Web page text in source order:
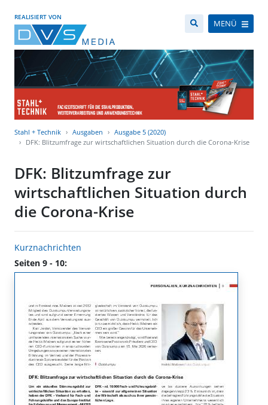
REALISIERT VON
MENÜ
Stahl + Technik Ausgaben
Ausgabe 5 (2020)
DFK: Blitzumfrage zur wirtschaftlichen Situation durch die Corona-Krise
DFK: Blitzumfrage zur
wirtschaftlichen Situation durch
die Corona-Krise
Kurznachrichten
Seiten 9 - 10: